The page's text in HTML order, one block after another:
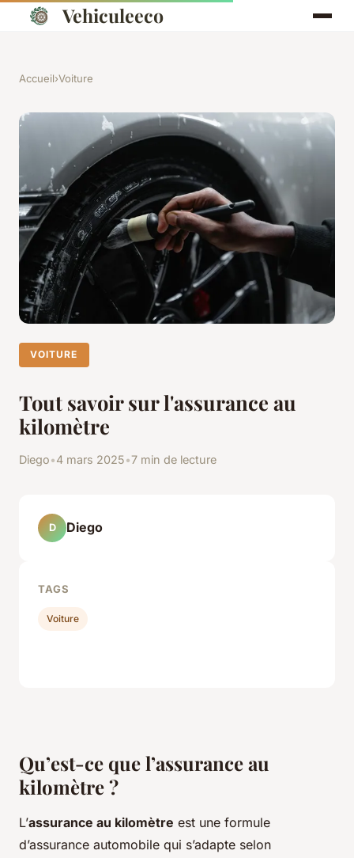
Vehiculeeco
Accueil›Voiture
VOITURE
Tout savoir sur l'assurance au
kilomètre
Diego•4 mars 2025•7 min de lecture
Qu’est-ce que l’assurance au
kilomètre ?
L’assurance au kilomètre est une formule
d’assurance automobile qui s’adapte selon
D Diego
TAGS
Voiture